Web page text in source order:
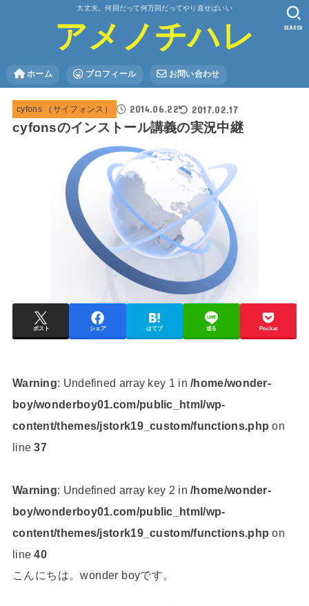
大丈夫。何回だって何万回だってやり直せばいい
アメノチハレ
ホーム プロフィール お問い合わせ
SEARCH
cyfons （サイフォンス） 2014.06.22 2017.02.17
cyfonsのインストール講義の実況中継
ポスト シェア はてブ 送る Pocket
Warning: Undefined array key 1 in/home/wonder-
boy/wonderboy01.com/public_html/wp-
content/themes/jstork19_custom/functions.php on
line37
Warning: Undefined array key 2 in/home/wonder-
boy/wonderboy01.com/public_html/wp-
content/themes/jstork19_custom/functions.php on
line40
こんにちは。wonder boyです。